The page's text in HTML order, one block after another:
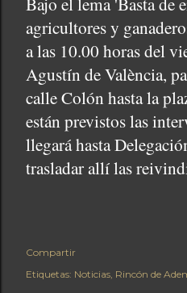
agricultores y
a las 10.00 horas del
Agustín de València,
calle Colón hasta la
están previstos las
llegará hasta
trasladar allí las
Compartir
Etiquetas: Noticias Rincón de